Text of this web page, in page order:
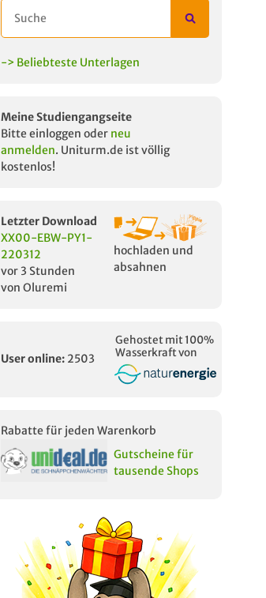
-> Beliebteste Unterlagen
Meine Studiengangseite
Bitte einloggen oder neu
anmelden. Uniturm.de ist völlig
kostenlos!
Letzter Download
XX00-EBW-PY1-
220312
vor 3 Stunden
von Oluremi
hochladen und
absahnen
User online: 2503
Gehostet mit 100%
Wasserkraft von
Rabatte für jeden Warenkorb
Gutscheine für
tausende Shops